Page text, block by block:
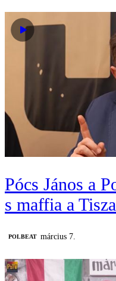
Pócs János a
s maffia a
‎POLBEAT március 7.